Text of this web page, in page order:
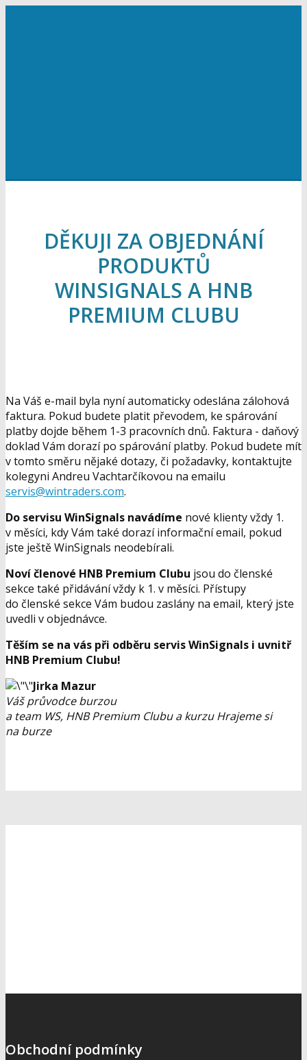
DĚKUJI ZA OBJEDNÁNÍ
PRODUKTŮ
WINSIGNALS A HNB
PREMIUM CLUBU
Na Váš e-mail byla nyní automaticky odeslána zálohová
faktura. Pokud budete platit převodem, ke spárování
platby dojde během 1-3 pracovních dnů. Faktura - daňový
doklad Vám dorazí po spárování platby. Pokud budete mít
v tomto směru nějaké dotazy, či požadavky, kontaktujte
kolegyni Andreu Vachtarčíkovou na emailu
servis@wintraders.com.
Do servisu WinSignals navádíme nové klienty vždy 1.
v měsíci, kdy Vám také dorazí informační email, pokud
jste ještě WinSignals neodebírali.
Noví členové HNB Premium Clubu jsou do členské
sekce také přidávání vždy k 1. v měsíci. Přístupy
do členské sekce Vám budou zaslány na email, který jste
uvedli v objednávce.
Těším se na vás při odběru servis WinSignals i uvnitř
HNB Premium Clubu!
Jirka Mazur
Váš průvodce burzou
a team WS, HNB Premium Clubu a kurzu Hrajeme si
na burze
Obchodní podmínky